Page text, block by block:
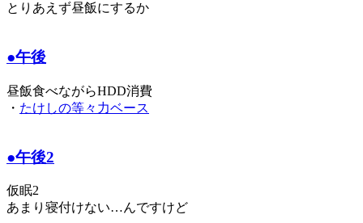
とりあえず昼飯にするか
●午後
昼飯食べながらHDD消費
・ たけしの等々力ベース
●午後2
仮眠2
あまり寝付けない…んですけど